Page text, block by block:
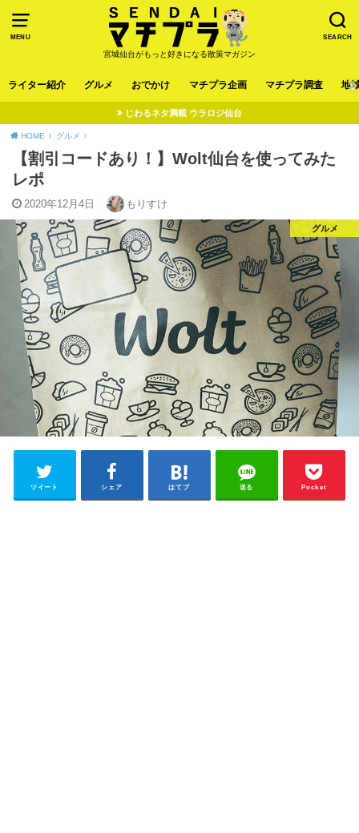
MENU SEARCH
宮城仙台がもっと好きになる散策マガジン
ライター紹介 グルメ おでかけ マチプラ企画 マチプラ調査 地
じわるネタ満載 ウラロジ仙台
HOME グルメ
【割引コードあり！】Wolt仙台を使ってみた
レポ
2020年12月4日 もりすけ
グルメ
ツイート シェア はてブ 送る Pocket